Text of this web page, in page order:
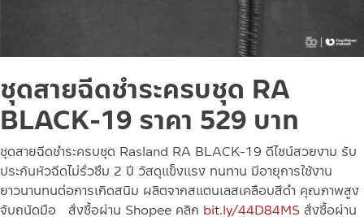
ชุดสายฉีดชำระครบชุด RA
BLACK-19 ราคา 529 บาท
ชุดสายฉีดชำระครบชุด Rasland RA BLACK-19 ดีไซน์สวยงาม รับ
ประกันหัวฉีดไม่รั่วซึม 2 ปี วัสดุแข็งแรง ทนทาน มีอายุการใช้งาน
ยาวนานทนต่อการเกิดสนิม ผลิตจากสแตนเลสเคลือบสีดำ คุณภาพสูง
จับถนัดมือ
สั่งซื้อผ่าน Shopee คลิก bit.ly/44D84MS สั่งซื้อผ่าน